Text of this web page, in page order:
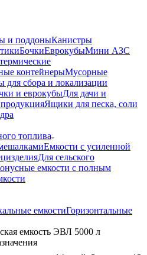
и поддоныКанистры
БочкиЕврокубыМини АЗС
контейнерыМусорные
для сбора и локализации
и еврокубыДля дачи и
Ящики для песка, соли
топлива
Емкости с усиленной
Для сельского
емкости с полным
емкостиГоризонтальные
емкость ЭВЛ 5000 л